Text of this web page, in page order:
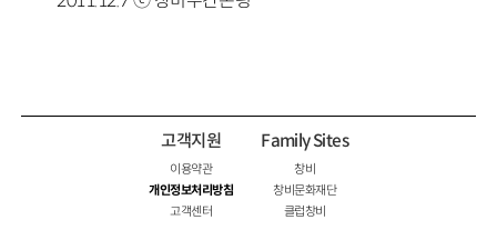
고객지원
이용약관
개인정보처리방침
고객센터
Family Sites
창비
창비문화재단
클럽창비